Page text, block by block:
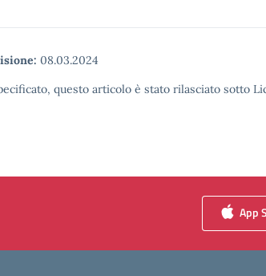
08.03.2024
questo articolo è stato rilasciato sotto
App